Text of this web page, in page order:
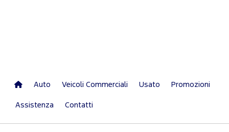
Auto Veicoli Commerciali Usato Promozioni
Assistenza Contatti